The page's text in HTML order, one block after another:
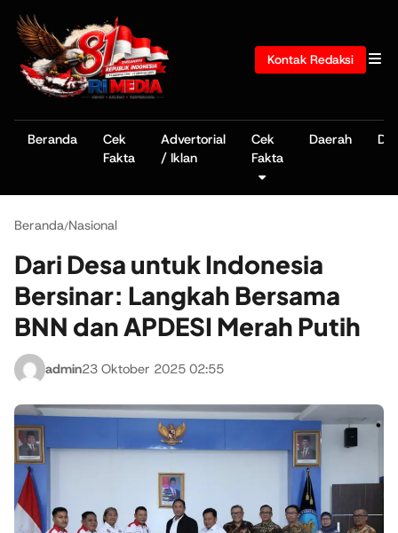
Kontak Redaksi
Beranda
Cek
Fakta
Advertorial
/ Iklan
Cek
Fakta
Daerah
Beranda/Nasional
Dari Desa untuk Indonesia
Bersinar: Langkah Bersama
BNN dan APDESI Merah Putih
admin23 Oktober 2025 02:55